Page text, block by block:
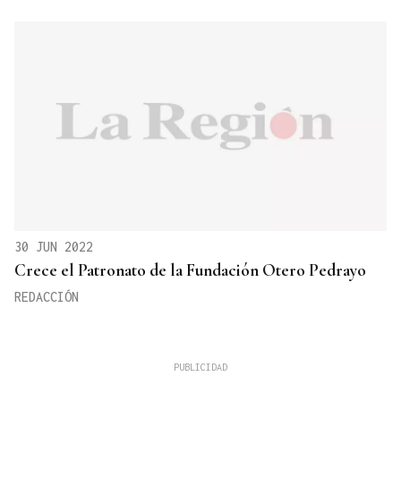
30 JUN 2022
Crece el Patronato de la Fundación Otero Pedrayo
REDACCIÓN